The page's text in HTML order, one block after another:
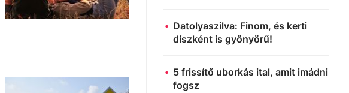
Datolyaszilva: Finom, és kerti
díszként is gyönyörű!
5 frissítő uborkás ital, amit imádni
fogsz